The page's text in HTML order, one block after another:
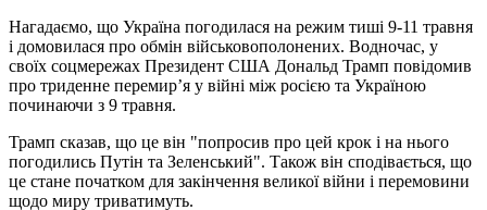
Нагадаємо, що Україна погодилася на режим тиші 9-11 травня
і домовилася про обмін військовополонених. Водночас, у
своїх соцмережах Президент США Дональд Трамп повідомив
про триденне перемирʼя у війні між росією та Україною
починаючи з 9 травня.
Трамп сказав, що це він "попросив про цей крок і на нього
погодились Путін та Зеленський". Також він сподівається, що
це стане початком для закінчення великої війни і перемовини
щодо миру триватимуть.